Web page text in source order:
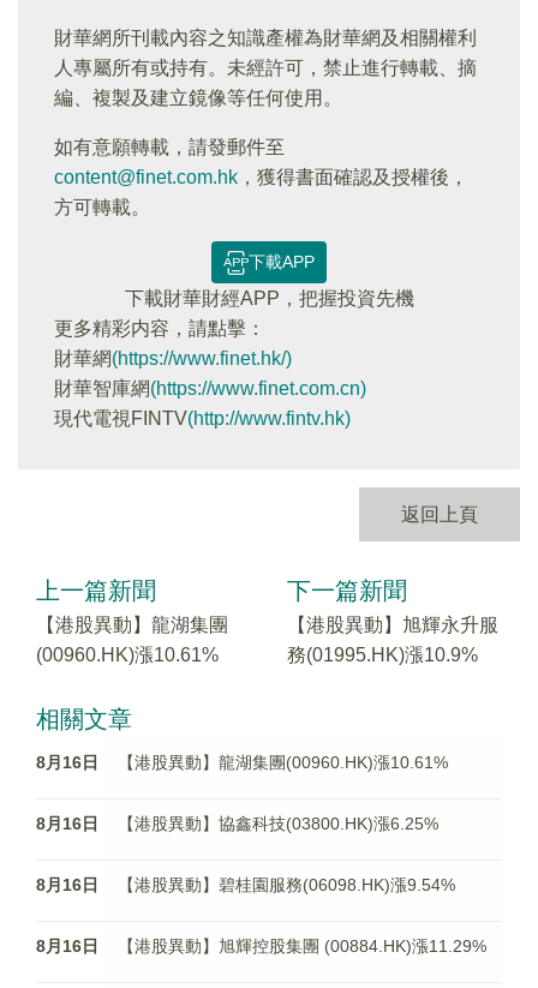
財華網所刊載內容之知識產權為財華網及相關權利
人專屬所有或持有。未經許可，禁止進行轉載、摘
編、複製及建立鏡像等任何使用。
如有意願轉載，請發郵件至
content@finet.com.hk ，獲得書面確認及授權後，
方可轉載。
下載APP
下載財華財經APP，把握投資先機
更多精彩内容，請點擊：
財華網(https://www.finet.hk/)
財華智庫網(https://www.finet.com.cn)
現代電視FINTV(http://www.fintv.hk)
返回上頁
上一篇新聞
【港股異動】龍湖集團
(00960.HK)漲10.61%
下一篇新聞
【港股異動】旭輝永升服
務(01995.HK)漲10.9%
相關文章
8月16日 【港股異動】龍湖集團(00960.HK)漲10.61%
8月16日 【港股異動】協鑫科技(03800.HK)漲6.25%
8月16日 【港股異動】碧桂園服務(06098.HK)漲9.54%
8月16日 【港股異動】旭輝控股集團 (00884.HK)漲11.29%